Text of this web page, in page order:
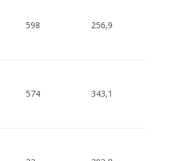
598 256,9
574 343,1